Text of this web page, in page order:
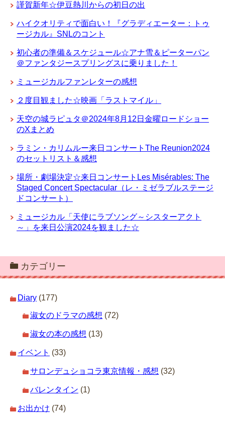
謹賀新年☆伊豆熱川からの初日の出
ハイクオリティで面白い！『グラディエーター：トゥ
ージカル』SNLのコント
初心者の準備＆スケジュール☆アナ雪＆ピーターパン
＠ファンタジースプリングスに乗りました！
ミュージカルファンレターの感想
２度目観ました☆映画「ラストマイル」
天空の城ラピュタ＠2024年8月12日金曜ロードショー
のXまとめ
ラミン・カリムルー来日コンサートThe Reunion2024
のセットリスト＆感想
場所・劇場決定☆来日コンサートLes Misérables: The
Staged Concert Spectacular（レ・ミゼラブルステージ
ドコンサート）
ミュージカル「天使にラブソング～シスターアクト
～」を来日公演2024を観ました☆
カテゴリー
Diary (177)
淑女のドラマの感想 (72)
淑女の本の感想 (13)
イベント (33)
サロンデュショコラ東京情報・感想 (32)
バレンタイン (1)
お出かけ (74)